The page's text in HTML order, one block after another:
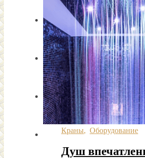
Краны, Оборудование
Душ